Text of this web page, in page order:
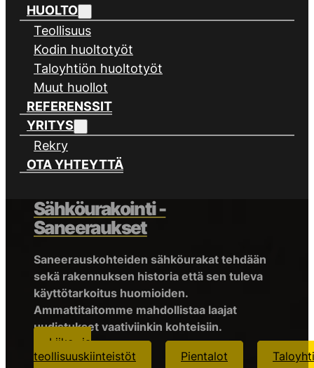
HUOLTO
Teollisuus
Kodin huoltotyöt
Taloyhtiön huoltotyöt
Muut huollot
REFERENSSIT
YRITYS
Rekry
OTA YHTEYTTÄ
Sähköurakointi -
Saneeraukset
Saneerauskohteiden sähköurakat tehdään
sekä rakennuksen historia että sen tuleva
käyttötarkoitus huomioiden.
Ammattitaitomme mahdollistaa laajat
uudistukset vaativiinkin kohteisiin.
Liike- ja
teollisuuskiinteistöt
Pientalot